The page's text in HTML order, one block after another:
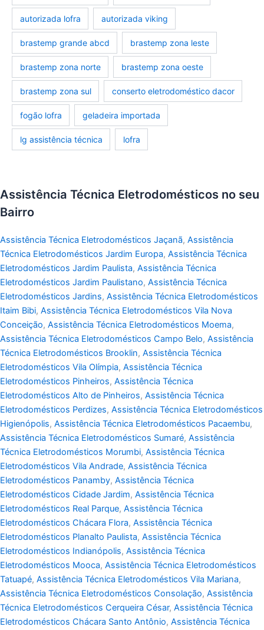
autorizada lofra autorizada viking
brastemp grande abcd brastemp zona leste
brastemp zona norte brastemp zona oeste
brastemp zona sul conserto eletrodoméstico dacor
fogão lofra geladeira importada
lg assistência técnica lofra
Assistência Técnica Eletrodomésticos no seu
Bairro
Assistência Técnica Eletrodomésticos Jaçanã, Assistência
Técnica Eletrodomésticos Jardim Europa, Assistência Técnica
Eletrodomésticos Jardim Paulista, Assistência Técnica
Eletrodomésticos Jardim Paulistano, Assistência Técnica
Eletrodomésticos Jardins, Assistência Técnica Eletrodomésticos
Itaim Bibi, Assistência Técnica Eletrodomésticos Vila Nova
Conceição, Assistência Técnica Eletrodomésticos Moema,
Assistência Técnica Eletrodomésticos Campo Belo, Assistência
Técnica Eletrodomésticos Brooklin, Assistência Técnica
Eletrodomésticos Vila Olímpia, Assistência Técnica
Eletrodomésticos Pinheiros, Assistência Técnica
Eletrodomésticos Alto de Pinheiros, Assistência Técnica
Eletrodomésticos Perdizes, Assistência Técnica Eletrodomésticos
Higienópolis, Assistência Técnica Eletrodomésticos Pacaembu,
Assistência Técnica Eletrodomésticos Sumaré, Assistência
Técnica Eletrodomésticos Morumbi, Assistência Técnica
Eletrodomésticos Vila Andrade, Assistência Técnica
Eletrodomésticos Panamby, Assistência Técnica
Eletrodomésticos Cidade Jardim, Assistência Técnica
Eletrodomésticos Real Parque, Assistência Técnica
Eletrodomésticos Chácara Flora, Assistência Técnica
Eletrodomésticos Planalto Paulista, Assistência Técnica
Eletrodomésticos Indianópolis, Assistência Técnica
Eletrodomésticos Mooca, Assistência Técnica Eletrodomésticos
Tatuapé, Assistência Técnica Eletrodomésticos Vila Mariana,
Assistência Técnica Eletrodomésticos Consolação, Assistência
Técnica Eletrodomésticos Cerqueira César, Assistência Técnica
Eletrodomésticos Chácara Santo Antônio, Assistência Técnica